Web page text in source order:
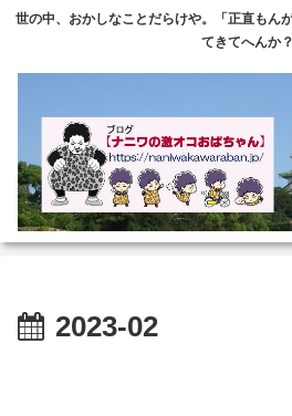
世の中、おかしなことだらけや。「正直もん
てきてへんか？
2023-02